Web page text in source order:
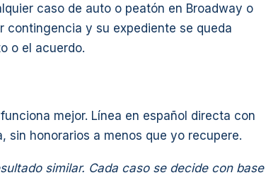
caso de auto o peatón en Broadway o
contingencia y su expediente se queda
o el acuerdo.
mejor. Línea en español directa con
sin honorarios a menos que yo recupere.
similar. Cada caso se decide con base